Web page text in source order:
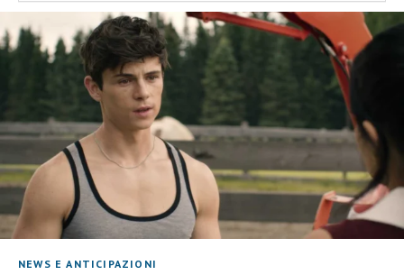
NEWS E ANTICIPAZIONI